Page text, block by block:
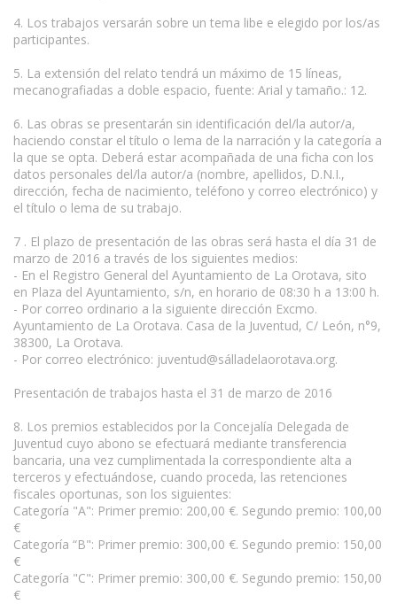
4. Los trabajos versarán sobre un tema libe e elegido por los/as
participantes.
5. La extensión del relato tendrá un máximo de 15 líneas,
mecanografiadas a doble espacio, fuente: Arial y tamaño.: 12.
6. Las obras se presentarán sin identificación del/la autor/a,
haciendo constar el título o lema de la narración y la categoría a
la que se opta. Deberá estar acompañada de una ficha con los
datos personales del/la autor/a (nombre, apellidos, D.N.I.,
dirección, fecha de nacimiento, teléfono y correo electrónico) y
el título o lema de su trabajo.
7 . El plazo de presentación de las obras será hasta el día 31 de
marzo de 2016 a través de los siguientes medios:
- En el Registro General del Ayuntamiento de La Orotava, sito
en Plaza del Ayuntamiento, s/n, en horario de 08:30 h a 13:00 h.
- Por correo ordinario a la siguiente dirección Excmo.
Ayuntamiento de La Orotava. Casa de la Juventud, C/ León, n°9,
38300, La Orotava.
- Por correo electrónico: juventud@sálladelaorotava.org.
Presentación de trabajos hasta el 31 de marzo de 2016
8. Los premios establecidos por la Concejalía Delegada de
Juventud cuyo abono se efectuará mediante transferencia
bancaria, una vez cumplimentada la correspondiente alta a
terceros y efectuándose, cuando proceda, las retenciones
fiscales oportunas, son los siguientes:
Categoría "A": Primer premio: 200,00 €. Segundo premio: 100,00
€
Categoría “B": Primer premio: 300,00 €. Segundo premio: 150,00
€
Categoría "C": Primer premio: 300,00 €. Segundo premio: 150,00
€